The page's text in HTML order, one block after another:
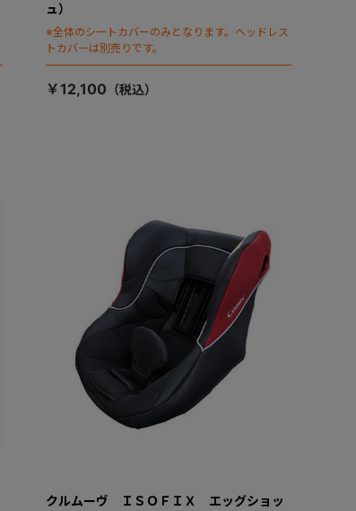
ュ）
※全体のシートカバーのみとなります。ヘッドレス
トカバーは別売りです。
￥12,100
クルムーヴ ＩＳＯＦＩＸ エッグショッ